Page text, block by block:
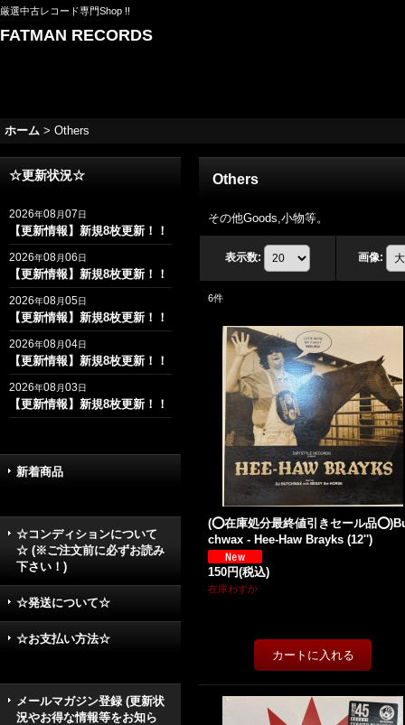
厳選中古レコード専門Shop !!
FATMAN RECORDS
ホーム > Others
☆更新状況☆
2026年08月07日
【更新情報】新規8枚更新！！
2026年08月06日
【更新情報】新規8枚更新！！
2026年08月05日
【更新情報】新規8枚更新！！
2026年08月04日
【更新情報】新規8枚更新！！
2026年08月03日
【更新情報】新規8枚更新！！
新着商品
☆コンディションについて
☆ (※ご注文前に必ずお読み
下さい！)
☆発送について☆
☆お支払い方法☆
メールマガジン登録 (更新状
況やお得な情報等をお知ら
Others
その他Goods,小物等。
表示数: 画像:
6件
(⭕️在庫処分最終値引きセール品
chwax - Hee-Haw Brayks (12'')
150円(税込)
在庫わずか